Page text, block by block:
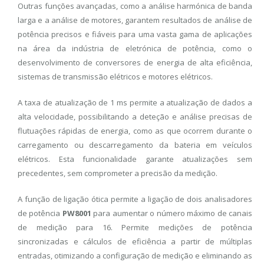
Outras funções avançadas, como a análise harmónica de banda
larga e a análise de motores, garantem resultados de análise de
potência precisos e fiáveis ​​para uma vasta gama de aplicações
na área da indústria de eletrónica de potência, como o
desenvolvimento de conversores de energia de alta eficiência,
sistemas de transmissão elétricos e motores elétricos.
A taxa de atualização de 1 ms permite a atualização de dados a
alta velocidade, possibilitando a deteção e análise precisas de
flutuações rápidas de energia, como as que ocorrem durante o
carregamento ou descarregamento da bateria em veículos
elétricos. Esta funcionalidade garante atualizações sem
precedentes, sem comprometer a precisão da medição.
A função de ligação ótica permite a ligação de dois analisadores
de potência PW8001 para aumentar o número máximo de canais
de medição para 16. Permite medições de potência
sincronizadas e cálculos de eficiência a partir de múltiplas
entradas, otimizando a configuração de medição e eliminando as